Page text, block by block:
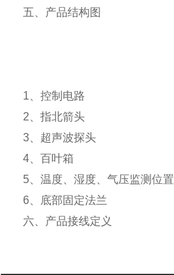
五、产品结构图
1、控制电路
2、指北箭头
3、超声波探头
4、百叶箱
5、温度、湿度、气压监测位置
6、底部固定法兰
六、产品接线定义